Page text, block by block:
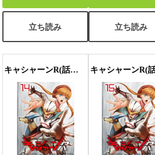
立ち読み 立ち読み
キャシャーンR(話売り) #14